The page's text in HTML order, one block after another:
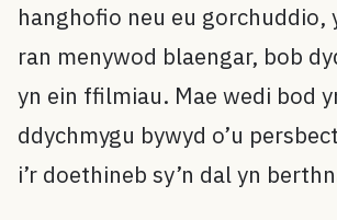
hanghofio neu eu gorchuddio,
ran menywod blaengar, bob
yn ein ffilmiau. Mae wedi bod
ddychmygu bywyd o’u
i’r doethineb sy’n dal yn